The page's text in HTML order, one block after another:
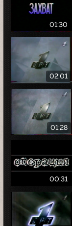
01:30
02:01
01:28
00:31